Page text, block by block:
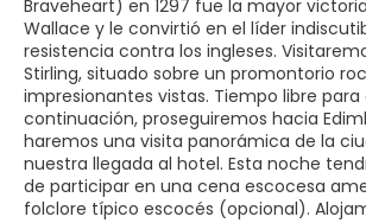
Braveheart) en 1297 fue la mayor
Wallace y le convirtió en el líder
resistencia contra los ingleses.
Stirling, situado sobre un promontorio
impresionantes vistas. Tiempo libre para
continuación, proseguiremos hacia
haremos una visita panorámica de la
nuestra llegada al hotel. Esta noche
de participar en una cena escocesa
folclore típico escocés (opcional).